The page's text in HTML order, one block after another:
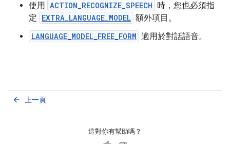
使用 ACTION_RECOGNIZE_SPEECH 時，您也必須指
定 EXTRA_LANGUAGE_MODEL 額外項目。
LANGUAGE_MODEL_FREE_FORM 適用於對話語音。
上一頁
arrow_back
這對你有幫助嗎？